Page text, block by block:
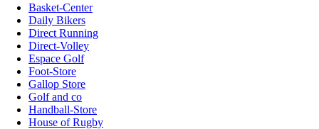
Basket-Center
Daily Bikers
Direct Running
Direct-Volley
Espace Golf
Foot-Store
Gallop Store
Golf and co
Handball-Store
House of Rugby